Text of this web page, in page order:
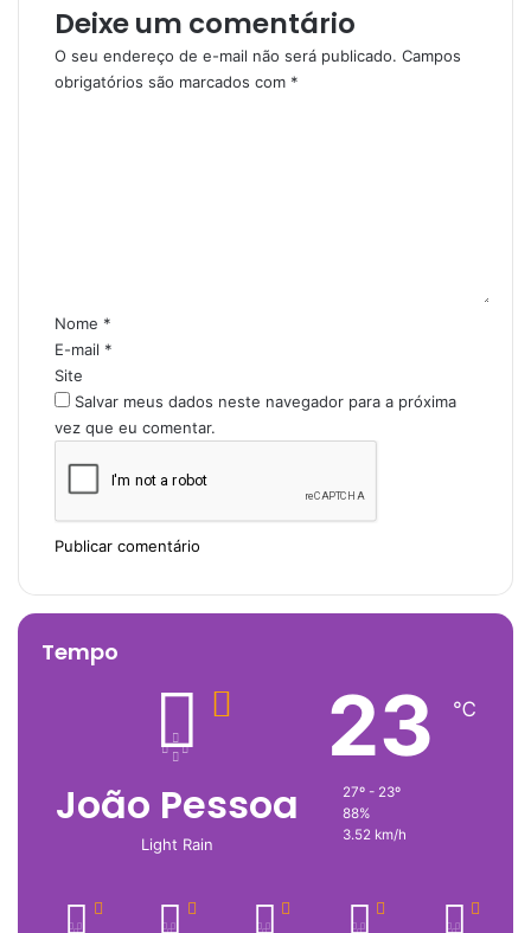
Deixe um comentário
O seu endereço de e-mail não será publicado. Campos
obrigatórios são marcados com *
i
o
*
Nome *
E-mail *
Site
Salvar meus dados neste navegador para a próxima
vez que eu comentar.
Tempo
João Pessoa
Light Rain
23 ℃
27º - 23º
88%
3.52 km/h